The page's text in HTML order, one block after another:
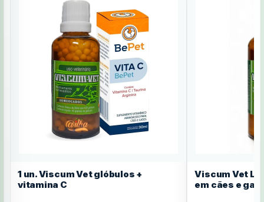
1 un. Viscum Vet glóbulos +
vitamina C
Viscum Vet
em cães e